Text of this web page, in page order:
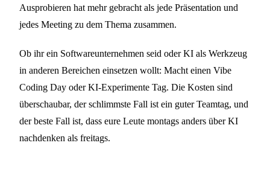
Ausprobieren hat mehr gebracht als jede Präsentation und
jedes Meeting zu dem Thema zusammen.
Ob ihr ein Softwareunternehmen seid oder KI als Werkzeug
in anderen Bereichen einsetzen wollt: Macht einen Vibe
Coding Day oder KI-Experimente Tag. Die Kosten sind
überschaubar, der schlimmste Fall ist ein guter Teamtag, und
der beste Fall ist, dass eure Leute montags anders über KI
nachdenken als freitags.